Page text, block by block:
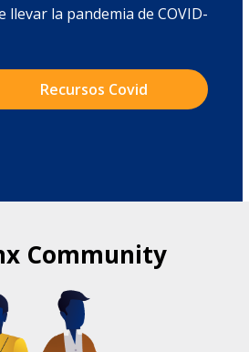
llevar la pandemia de COVID-
Recursos Covid
Community
HEALTH PROGRAMS
LATINXS